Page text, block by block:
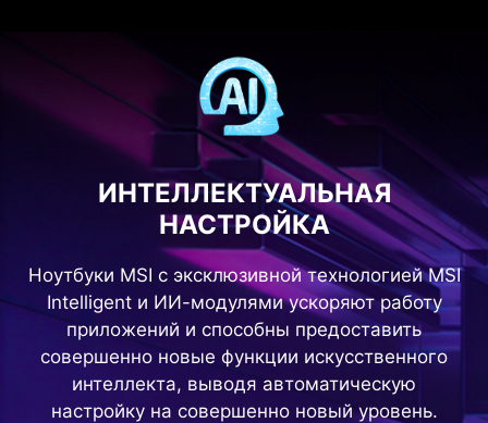
ИНТЕЛЛЕКТУАЛЬНАЯ
НАСТРОЙКА
Ноутбуки MSI с эксклюзивной технологией MSI
Intelligent и ИИ-модулями ускоряют работу
приложений и способны предоставить
совершенно новые функции искусственного
интеллекта, выводя автоматическую
настройку на совершенно новый уровень.